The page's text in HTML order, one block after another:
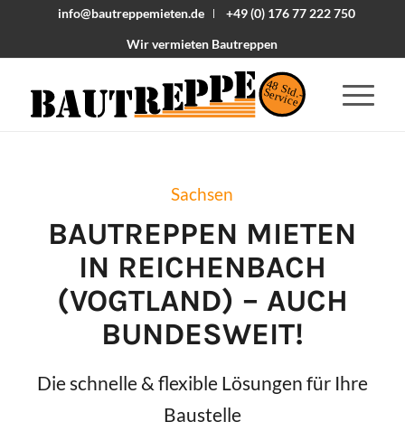
info@bautreppemieten.de
+49 (0) 176 77 222 750
Wir vermieten Bautreppen
48 Std.-
Service
Sachsen
BAUTREPPEN MIETEN
IN REICHENBACH
(VOGTLAND) – AUCH
BUNDESWEIT!
Die schnelle & flexible Lösungen für Ihre
Baustelle